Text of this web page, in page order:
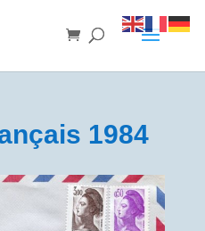
1984